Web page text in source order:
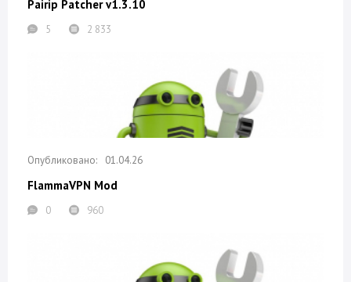
Pairip Patcher v1.3.10
5 2 833
01.04.26
FlammaVPN Mod
0 960